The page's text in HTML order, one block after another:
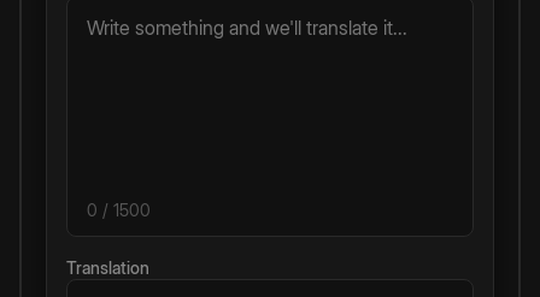
0 / 1500
Translation